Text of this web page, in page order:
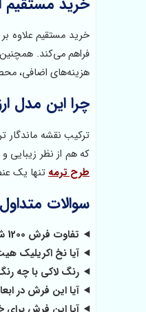
خرید مستقیم علاوه
فراهم می‌کند.
هزینه‌های اضافی،
چرا این مدل
ترکیب نقشه ماندگار
که هم از نظر زیبایی
طرح ترمهتنها یک
سوالات متداول
تفاوت فرش 1200 شانه با فرش‌های 700 شانه چیست؟
آیا نخ اکریلیک
رنگ لاکی با چه
آیا این فرش در